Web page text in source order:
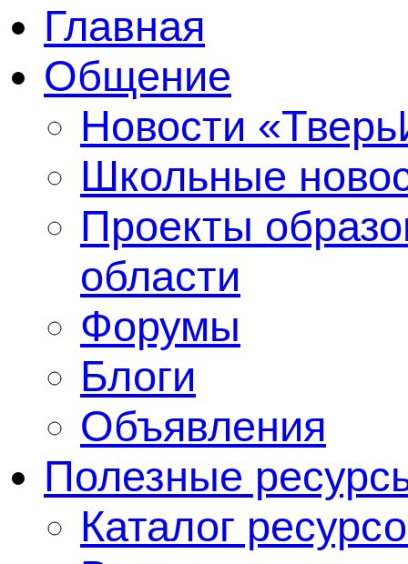
Главная
Общение
Новости
Школьные
Проекты
области
Форумы
Блоги
Объявления
Полезные
Каталог